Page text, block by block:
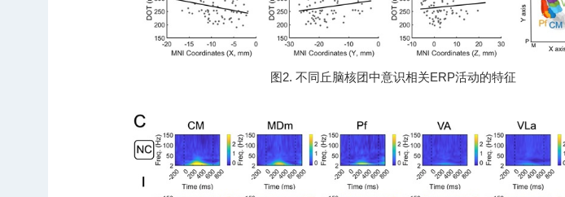
图2. 不同丘脑核团中意识相关ERP活动的特征